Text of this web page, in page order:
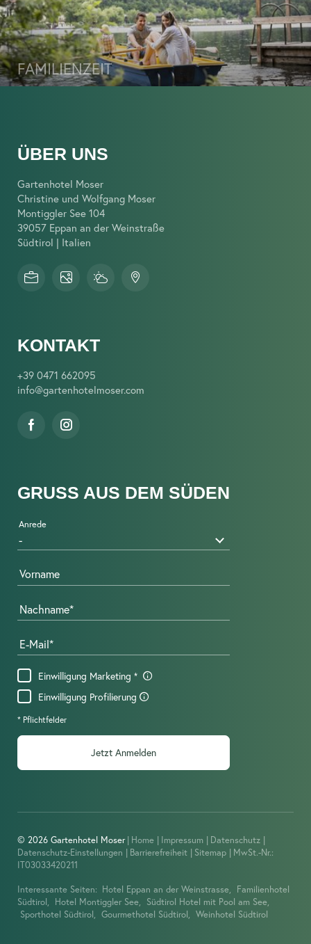
FAMILIENZEIT
ÜBER UNS
Gartenhotel Moser
Christine und Wolfgang Moser
Montiggler See 104
39057 Eppan an der Weinstraße
Südtirol | Italien
KONTAKT
+39 0471 662095
info@gartenhotelmoser.com
GRUSS AUS DEM SÜDEN
Anrede
Vorname
Nachname
E-Mail
Einwilligung Marketing
Einwilligung Profilierung
* Pflichtfelder
Jetzt Anmelden
© 2026 Gartenhotel Moser | Home | Impressum | Datenschutz |
Datenschutz-Einstellungen | Barrierefreiheit | Sitemap | MwSt.-Nr.:
IT03033420211
Interessante Seiten: Hotel Eppan an der Weinstrasse,
Familienhotel
Südtirol,
Hotel Montiggler See,
Südtirol Hotel mit Pool am See,
Sporthotel Südtirol, Gourmethotel Südtirol, Weinhotel Südtirol